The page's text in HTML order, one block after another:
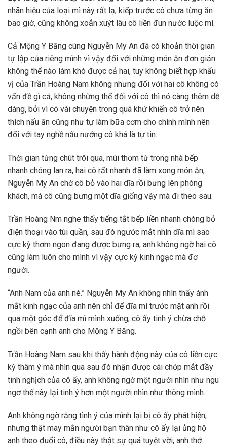
nhãn hiệu của loại mì này rất lạ, kiếp trước cô chưa từng ăn
bao giờ, cũng không xoắn xuýt lâu cô liền đun nước luộc mì.
Cả Mộng Y Băng cùng Nguyễn My An đã có khoản thời gian
tự lập của riêng mình vì vậy đối với những món ăn đơn giản
không thể nào làm khó được cả hai, tuy không biết hợp khẩu
vị của Trần Hoàng Nam không nhưng đối với hai cô không có
vấn đề gì cả, không những thế đối với cô thì nó càng thêm dễ
dàng, bởi vì có vài chuyện trong quá khứ khiến cô trở nên
thích nấu ăn cũng như tự làm bữa cơm cho chính mình nên
đối với tay nghề nấu nướng cô khá là tự tin.
Thời gian từng chút trôi qua, mùi thơm từ trong nhà bếp
nhanh chóng lan ra, hai cô rất nhanh đã làm xong món ăn,
Nguyễn My An chờ cô bỏ vào hai dĩa rồi bưng lên phòng
khách, mà cô cũng bưng một dĩa giống vậy mà đi theo sau.
Trần Hoàng Nm nghe thấy tiếng tắt bếp liền nhanh chóng bỏ
điện thoại vào túi quần, sau đó ngước mắt nhìn dĩa mì sao
cực kỳ thơm ngon đang được bưng ra, anh không ngờ hai cô
cũng làm luôn cho mình vì vậy cực kỳ kinh ngạc mà đơ
người.
“Anh Nam của anh nè.” Nguyễn My An không nhìn thấy ánh
mắt kinh ngạc của anh nên chỉ để đĩa mì trước mặt anh rồi
qua một góc để đĩa mì mình xuống, cô ấy tinh ý chừa chỗ
ngồi bên cạnh anh cho Mộng Y Băng.
Trần Hoàng Nam sau khi thấy hành động này của cô liền cực
kỳ thâm ý mà nhìn qua sau đó nhận được cái chớp mắt đầy
tinh nghịch của cô ấy, anh không ngờ một người nhìn như ngu
ngơ thế này lại tinh ý hơn một người nhìn như thông mình.
Anh không ngờ rằng tình ý của mình lại bị cô ấy phát hiện,
nhưng thật may mắn người bạn thân như cô ấy lại ủng hộ
anh theo đuổi cô, điều này thật sự quá tuyệt vời, anh thở